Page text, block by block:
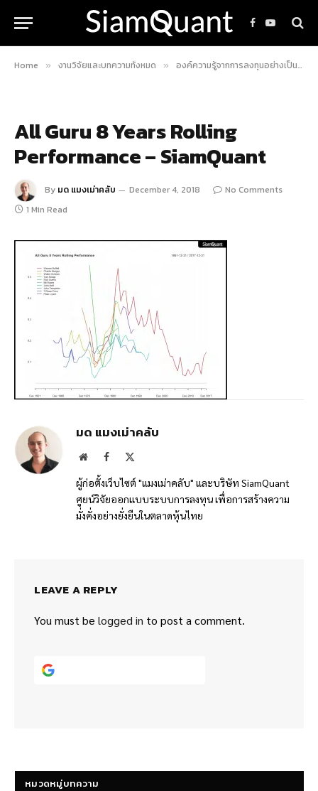
Facebook
YouTube
Home » งานวิจัยและบทความทั้งหมด » องค์ความรู้จากการลงทุนอย่างเป็นระบบ
All Guru 8 Years Rolling
Performance – SiamQuant
By มด แมงเม่าคลับ December 4, 2018
No Comments
1 Min Read
มด แมงเม่าคลับ
WebsiteFacebook
ผู้ก่อตั้งเว็บไซต์ "แมงเม่าคลับ" และบริษัท SiamQuant
ศูยน์วิจัยออกแบบระบบการลงทุน เพื่อการสร้างความ
มั่งคั่งอย่างยั่งยืนในตลาดหุ้นไทย
LEAVE A REPLY
You must be logged in to post a comment.
หมวดหมู่บทความ